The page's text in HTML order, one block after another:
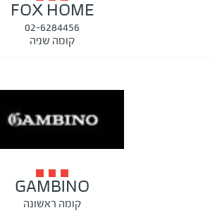
FOX HOME
02-6284456
קומה שניה
GAMBINO
קומה ראשונה